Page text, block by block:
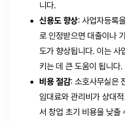
니다.
신용도 향상: 사업자등록
로 인정받으면 대출이나
도가 향상됩니다. 이는 사
키는 데 큰 도움이 됩니다.
비용 절감: 소호사무실은
임대료와 관리비가 상대
서 창업 초기 비용을 낮출